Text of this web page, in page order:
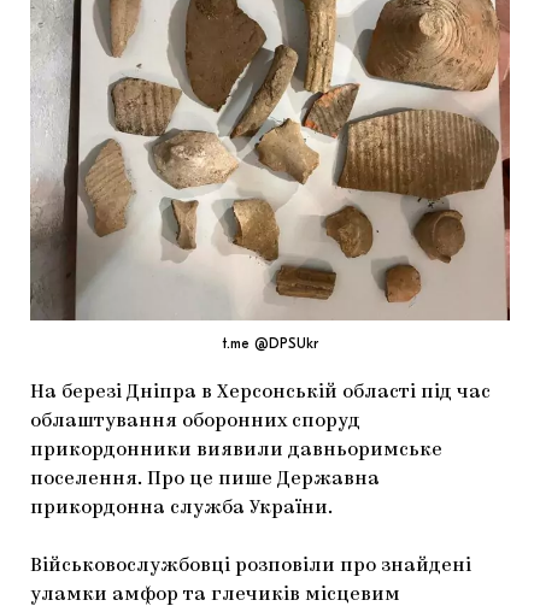
THE UKRAINIAN PAVILION AT VENICE BIENNALE
2022
МАРІУПОЛЬСЬКІ МАРГІНАЛІЇ
ДОСЛІДНИЦЬКА ПЛАТФОРМА
ЗАПАЛЕННЯ
CARPATHIAN CULT ПРО РІЗДВЯНІ СВЯТА
t.me @DPSUkr
На березі Дніпра в Херсонській області під час
облаштування оборонних споруд
прикордонники виявили давньоримське
поселення. Про це пише Державна
прикордонна служба України.
Військовослужбовці розповіли про знайдені
уламки амфор та глечиків місцевим